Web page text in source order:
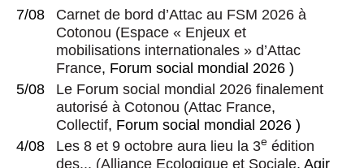
7/08
Carnet de bord d’Attac au FSM 2026 à
Cotonou (Espace « Enjeux et
mobilisations internationales » d’Attac
France, Forum social mondial 2026 )
5/08
Le Forum social mondial 2026 finalement
autorisé à Cotonou (Attac France,
Collectif, Forum social mondial 2026 )
4/08
Les 8 et 9 octobre aura lieu la 3e édition
des... (Alliance Ecologique et Sociale, Agir